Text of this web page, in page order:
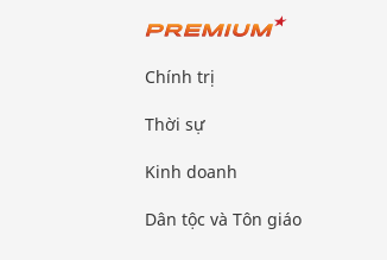
Chính trị
Thời sự
Kinh doanh
Dân tộc và Tôn giáo